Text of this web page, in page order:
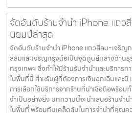
จัดอันดับร้านจำนำ iPhone แถ
นิยมปีล่าสุด
จัดอันดับร้านจำนำ iPhone แถวสีลม-เจริญ
สีลมและเจริญกรุงถือเป็นจุดศูนย์กลางด้านธุ
กรุงเทพฯ ซึ่งทำให้มีร้านรับจำนำและบริการ
ในพื้นที่นี้ สำหรับผู้ที่ต้องการเงินฉุกเฉินและมี
การเลือกใช้บริการจากร้านที่น่าเชื่อถือพร้อม
จำเป็นอย่างยิ่ง บทความนี้จะนำเสนอร้านจำ
ในพื้นที่ พร้อมกับเคล็ดลับในการจำนำที่คุณค